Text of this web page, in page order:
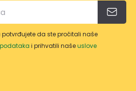
da ste pročitali naše
i prihvatili našeuslove